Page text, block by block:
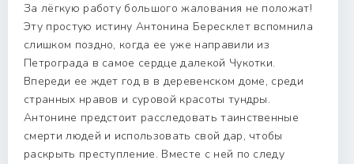
За лёгкую работу большого жалования не положат!
Эту простую истину Антонина Бересклет вспомнила
слишком поздно, когда ее уже направили из
Петрограда в самое сердце далекой Чукотки.
Впереди ее ждет год в в деревенском доме, среди
странных нравов и суровой красоты тундры.
Антонине предстоит расследовать таинственные
смерти людей и использовать свой дар, чтобы
раскрыть преступление. Вместе с ней по следу